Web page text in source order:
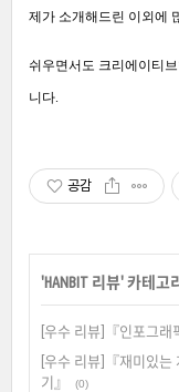
제가 소개해드린 이외에
쉬우면서도 크리에이티
니다.
공감
'HANBIT 리뷰' 카테고
[우수 리뷰]『인포그래
[우수 리뷰]『재미있는
기』
(0)